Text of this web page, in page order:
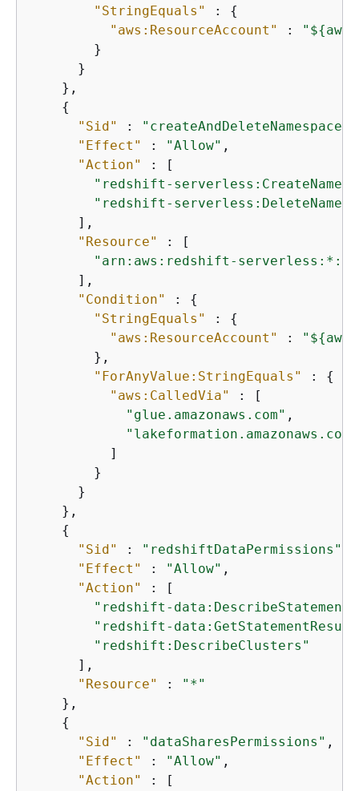
"StringEquals"
: {
"aws:ResourceAccount"
: "${
        }
      }
    },
{
"Sid"
:
"Effect"
: "Allow" ,
"Action"
: [
"redshift-
"redshift-
      ],
"Resource"
: [
"arn:aws:redshift-
      ],
"Condition"
: {
"StringEquals"
: {
"aws:ResourceAccount"
: "${
        },
"ForAnyValue:StringEquals"
: {
"aws:CalledVia"
: [
"glue.amazonaws.com" ,
"lakeformation.amazonaws.com"
          ]
        }
      }
    },
{
"Sid"
: "redshiftDataPermissions"
"Effect"
: "Allow" ,
"Action"
: [
"redshift-data:DescribeStatement"
"redshift-
"redshift:DescribeClusters"
      ],
"Resource"
:
"*"
    },
{
"Sid"
: "dataSharesPermissions" ,
"Effect"
: "Allow" ,
"Action"
: [